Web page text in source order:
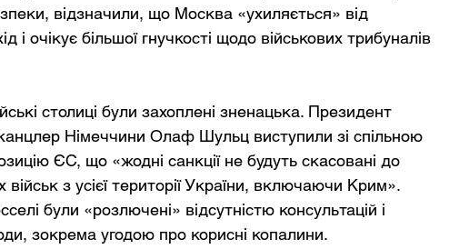
відзначили, що Москва «ухиляється» від
і очікує більшої гнучкості щодо військових трибуналів
столиці були захоплені зненацька. Президент
Німеччини Олаф Шульц виступили зі спільною
ЄС, що «жодні санкції не будуть скасовані до
з усієї території України, включаючи Крим».
були «розлючені» відсутністю консультацій і
зокрема угодою про корисні копалини.